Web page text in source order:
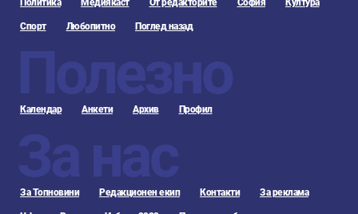
Политика Медиякаст От редакторите София Култура
Спорт Любопитно Поглед назад
Полезно
Календар Анкети Архив Профил
За нас
За Топновини Редакционен екип Контакти За реклама